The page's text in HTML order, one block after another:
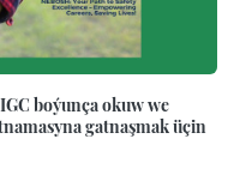
boýunça okuw we
gatnaşmak üçin